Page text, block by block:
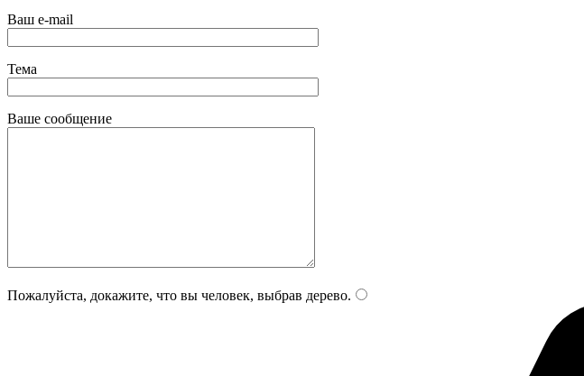
Ваш e-mail
Тема
Ваше сообщение
Пожалуйста, докажите, что вы человек, выбрав дерево.